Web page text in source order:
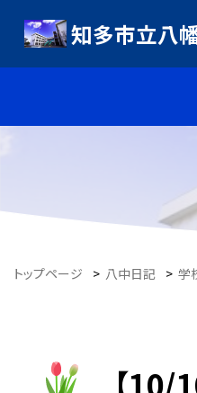
知多市立八
トップページ > 八中日記 > 学